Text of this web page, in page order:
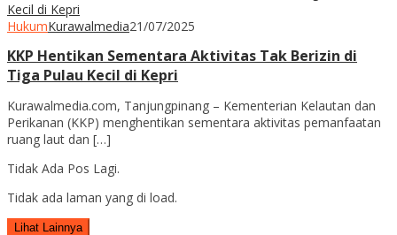
HukumKurawalmedia21/07/2025
KKP Hentikan Sementara Aktivitas Tak Berizin di
Tiga Pulau Kecil di Kepri
Kurawalmedia.com, Tanjungpinang – Kementerian Kelautan dan
Perikanan (KKP) menghentikan sementara aktivitas pemanfaatan
ruang laut dan […]
Tidak Ada Pos Lagi.
Tidak ada laman yang di load.
Lihat Lainnya